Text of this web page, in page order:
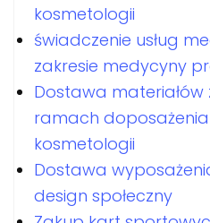
kosmetologii
świadczenie usług
zakresie medycyny
Dostawa materiałów
ramach
kosmetologii
Dostawa
design społeczny